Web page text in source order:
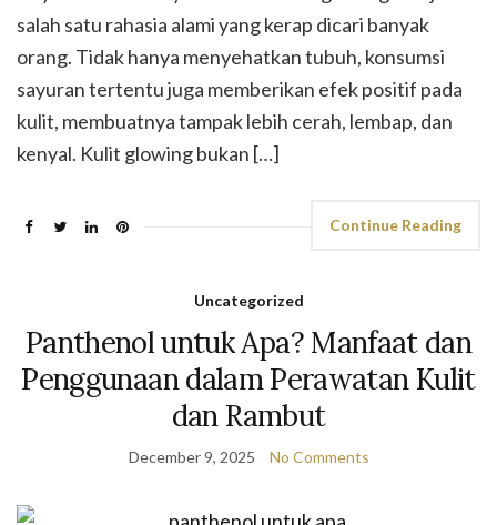
salah satu rahasia alami yang kerap dicari banyak
orang. Tidak hanya menyehatkan tubuh, konsumsi
sayuran tertentu juga memberikan efek positif pada
kulit, membuatnya tampak lebih cerah, lembap, dan
kenyal. Kulit glowing bukan […]
Continue Reading
Uncategorized
Panthenol untuk Apa? Manfaat dan
Penggunaan dalam Perawatan Kulit
dan Rambut
December 9, 2025 No Comments